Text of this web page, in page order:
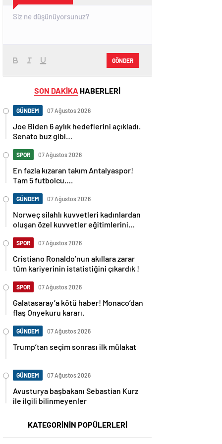
GÖNDER
SON DAKİKA HABERLERİ
GÜNDEM 07 Ağustos 2026
Joe Biden 6 aylık hedeflerini açıkladı.
Senato buz gibi…
SPOR 07 Ağustos 2026
En fazla kızaran takım Antalyaspor!
Tam 5 futbolcu….
GÜNDEM 07 Ağustos 2026
Norweç silahlı kuvvetleri kadınlardan
oluşan özel kuvvetler eğitimlerini
SPOR 07 Ağustos 2026
Cristiano Ronaldo’nun akıllara zarar
tüm kariyerinin istatistiğini çıkardık !
SPOR 07 Ağustos 2026
Galatasaray’a kötü haber! Monaco’dan
flaş Onyekuru kararı.
GÜNDEM 07 Ağustos 2026
Trump’tan seçim sonrası ilk mülakat
GÜNDEM 07 Ağustos 2026
Avusturya başbakanı Sebastian Kurz
ile ilgili bilinmeyenler
KATEGORİNİN POPÜLERLERİ